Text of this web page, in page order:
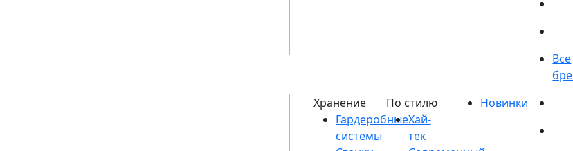
Гардеробные
системы